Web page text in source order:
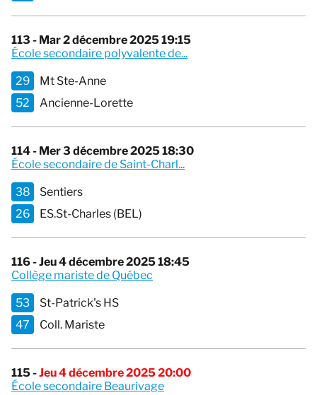
113 - Mar 2 décembre 2025 19:15
École secondaire polyvalente de...
29
Mt Ste-Anne
52
Ancienne-Lorette
114 - Mer 3 décembre 2025 18:30
École secondaire de Saint-Charl...
38
Sentiers
26
ES.St-Charles (BEL)
116 - Jeu 4 décembre 2025 18:45
Collège mariste de Québec
53
St-Patrick's HS
47
Coll. Mariste
115 -Jeu 4 décembre 2025 20:00
École secondaire Beaurivage